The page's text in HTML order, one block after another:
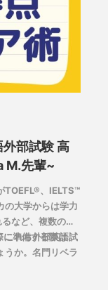
部試験 高
M.先輩~
TOEFL®、IELTS™
の大学からは学力
など、複数のテ
これら外部英語試
うか。名門リベラ
準備する際は、